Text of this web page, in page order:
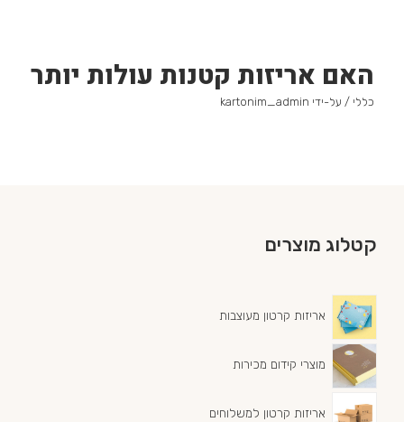
האם אריזות קטנות עולות יותר
כללי / על-ידי kartonim_admin
קטלוג מוצרים
אריזות קרטון מעוצבות
מוצרי קידום מכירות
אריזות קרטון למשלוחים